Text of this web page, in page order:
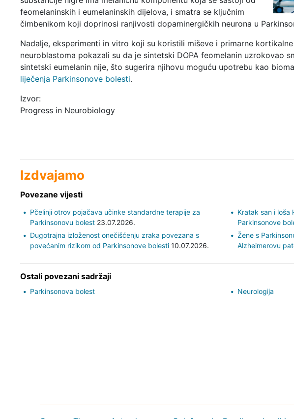
feomelaninskih i eumelaninskih dijelova, i smatra se ključnim
čimbenikom koji doprinosi ranjivosti dopaminergičkih neurona u
Nadalje, eksperimenti in vitro koji su koristili miševe i primarne
neuroblastoma pokazali su da je sintetski DOPA feomelanin uzrokovao
sintetski eumelanin nije, što sugerira njihovu moguću upotrebu kao
liječenja Parkinsonove bolesti.
Izvor:
Progress in Neurobiology
Izdvajamo
Povezane vijesti
Pčelinji otrov pojačava učinke standardne terapije za
Parkinsonovu bolest23.07.2026.
Dugotrajna izloženost onečišćenju zraka povezana s
povećanim rizikom od Parkinsonove bolesti10.07.2026.
Kratak san i loša
Parkinsonove
Žene s
Alzheimerovu
Ostali povezani sadržaji
Parkinsonova bolest Neurologija